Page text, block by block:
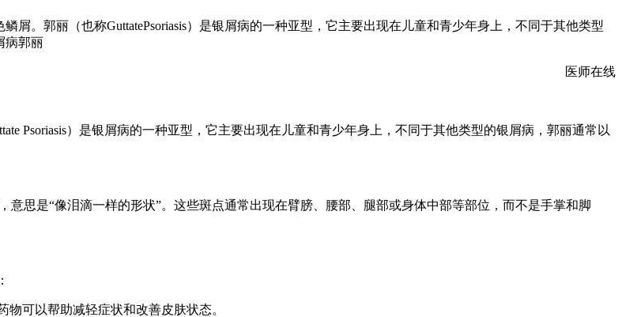
屑。郭丽（也称GuttatePsoriasis）是银屑病的一种亚型，它主要出现在儿童和青少年身上，不同于其他类型
病郭丽
医师在线
Psoriasis）是银屑病的一种亚型，它主要出现在儿童和青少年身上，不同于其他类型的银屑病，郭丽通常以
意思是“像泪滴一样的形状”。这些斑点通常出现在臂膀、腰部、腿部或身体中部等部位，而不是手掌和脚
可以帮助减轻症状和改善皮肤状态。